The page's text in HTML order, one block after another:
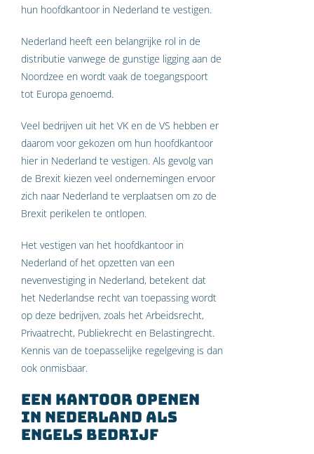
hun hoofdkantoor in Nederland te vestigen.
Nederland heeft een belangrijke rol in de
distributie vanwege de gunstige ligging aan de
Noordzee en wordt vaak de toegangspoort
tot Europa genoemd.
Veel bedrijven uit het VK en de VS hebben er
daarom voor gekozen om hun hoofdkantoor
hier in Nederland te vestigen. Als gevolg van
de Brexit kiezen veel ondernemingen ervoor
zich naar Nederland te verplaatsen om zo de
Brexit perikelen te ontlopen.
Het vestigen van het hoofdkantoor in
Nederland of het opzetten van een
nevenvestiging in Nederland, betekent dat
het Nederlandse recht van toepassing wordt
op deze bedrijven, zoals het Arbeidsrecht,
Privaatrecht, Publiekrecht en Belastingrecht.
Kennis van de toepasselijke regelgeving is dan
ook onmisbaar.
Een kantoor openen
in Nederland als
Engels bedrijf